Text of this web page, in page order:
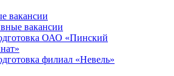
вакансии
вакансии
ОАО «Пинский
филиал «Невель»